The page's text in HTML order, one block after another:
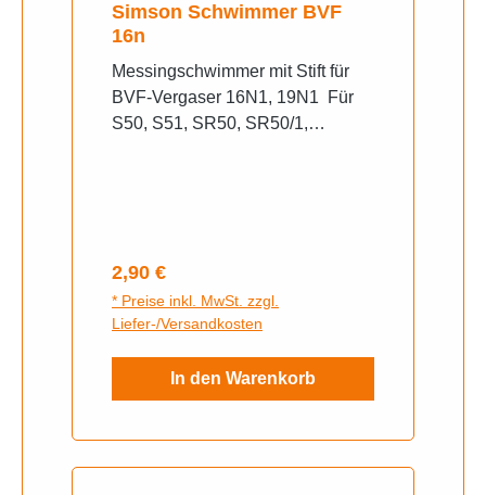
Simson Schwimmer BVF
16n
Messingschwimmer mit Stift für
BVF-Vergaser 16N1, 19N1 Für
S50, S51, SR50, SR50/1,
Regulärer Preis:
2,90 €
* Preise inkl. MwSt. zzgl.
Liefer-/Versandkosten
In den Warenkorb